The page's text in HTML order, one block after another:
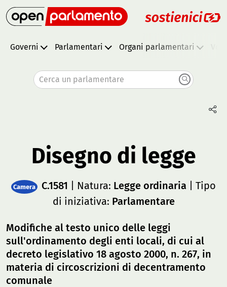
Governi Parlamentari Organi parlamentari
Cerca un parlamentare
Disegno di legge
Camera C.1581 | Natura: Legge ordinaria | Tipo
di iniziativa: Parlamentare
Modifiche al testo unico delle leggi
sull'ordinamento degli enti locali, di cui al
decreto legislativo 18 agosto 2000, n. 267, in
materia di circoscrizioni di decentramento
comunale